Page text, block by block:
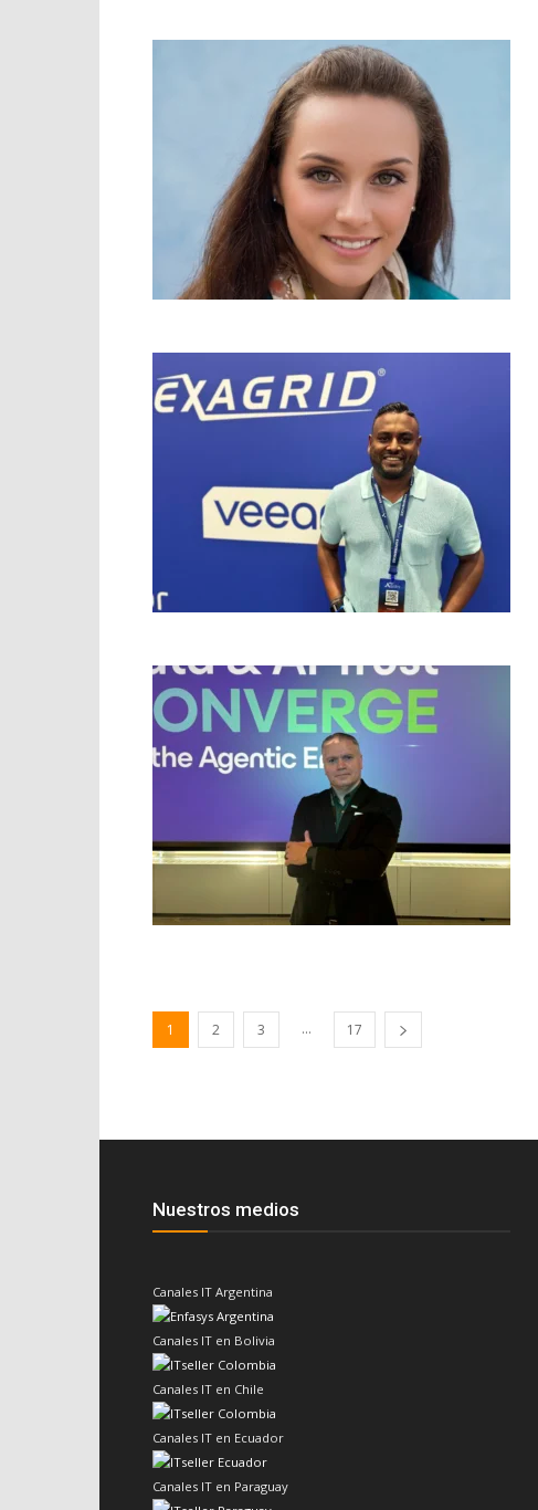
1 2 3 ... 17
Nuestros medios
Canales IT Argentina
Canales IT en Bolivia
Canales IT en Chile
Canales IT en Ecuador
Canales IT en Paraguay